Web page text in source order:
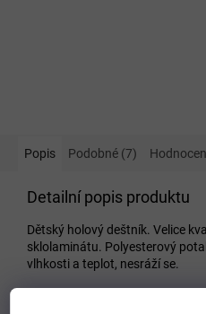
Popis Podobné (7)
Detailní popis produktu
Dětský holový deštník. Velice
sklolaminátu. Polyesterový
vlhkosti a teplot, nesráží se.